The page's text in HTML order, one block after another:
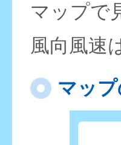
マップで
風向風速
マッ